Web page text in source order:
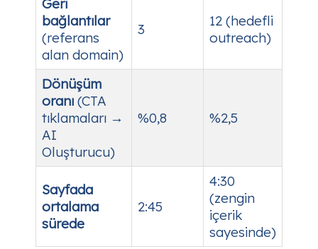
Geri
bağlantılar
(referans
alan domain)
3
12 (hedefli
outreach)
Dönüşüm
oranı (CTA
tıklamaları →
AI
Oluşturucu)
%0,8 %2,5
Sayfada
ortalama
sürede
2:45
4:30
(zengin
içerik
sayesinde)